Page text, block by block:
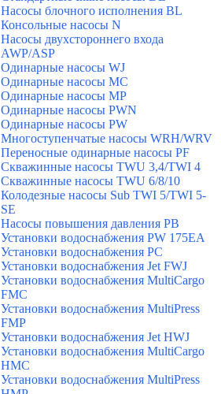
Насосы блочного исполнения BL
Консольные насосы N
Насосы двухстороннего входа
AWP/ASP
Одинарные насосы WJ
Одинарные насосы MC
Одинарные насосы MP
Одинарные насосы PWN
Одинарные насосы PW
Многоступенчатые насосы WRH/WRV
Переносные одинарные насосы PF
Скважинные насосы TWU 3,4/TWI 4
Скважинные насосы TWU 6/8/10
Колодезные насосы Sub TWI 5/TWI 5-
SE
Насосы повышения давления PB
Установки водоснабжения PW 175EA
Установки водоснабжения PC
Установки водоснабжения Jet FWJ
Установки водоснабжения MultiCargo
FMC
Установки водоснабжения MultiPress
FMP
Установки водоснабжения Jet HWJ
Установки водоснабжения MultiCargo
HMC
Установки водоснабжения MultiPress